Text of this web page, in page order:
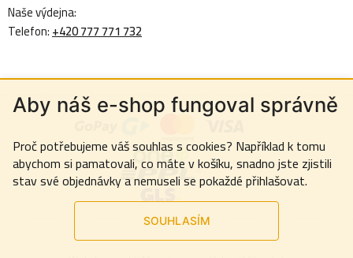
Aby náš e-shop fungoval správně
Proč potřebujeme váš souhlas s cookies? Například k tomu
abychom si pamatovali, co máte v košíku, snadno jste zjistili
stav své objednávky a nemuseli se pokaždé přihlašovat.
SOUHLASÍM
Naše výdejna:
Telefon:+420 777 771 732